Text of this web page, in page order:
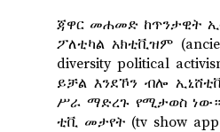
ጃዋር መሐመድ ከጥንታዊት
ፖለቲካል አክቲቪዝም
diversity political
ይቻል እንደኾን ብሎ
ሥራ ማድረጉ የሚታወስ ነው።
ቲቪ መታየት (tv show